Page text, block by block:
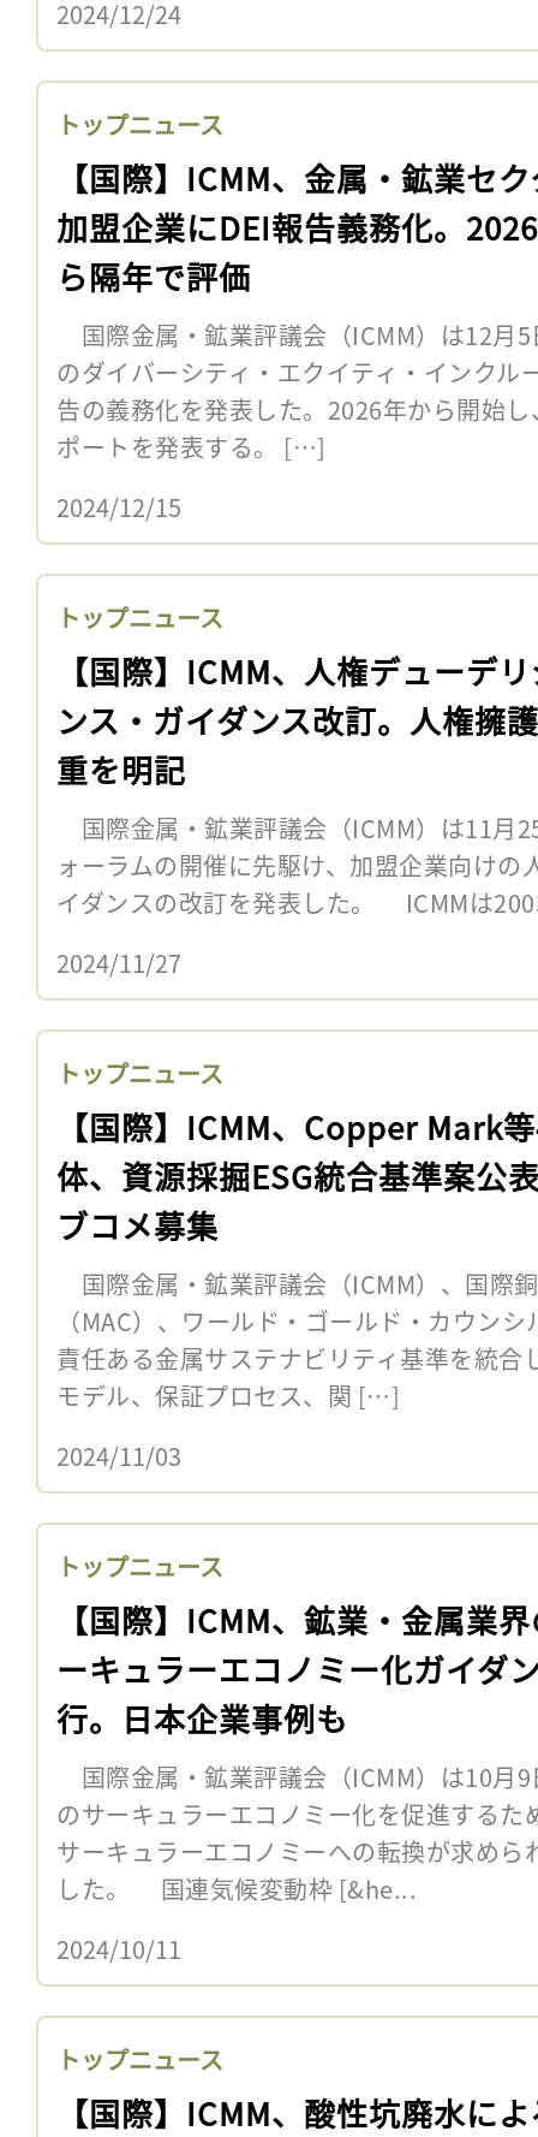
2024/12/24
トップニュース
【国際】ICMM、金属・鉱業セ
加盟企業にDEI報告義務化。
ら隔年で評価
国際金属・鉱業評議会（ICMM）は12月
のダイバーシティ・エクイティ・インクル
告の義務化を発表した。2026年から開始
ポートを発表する。 […]
2024/12/15
トップニュース
【国際】ICMM、人権デューデ
ンス・ガイダンス改訂。人権擁
重を明記
国際金属・鉱業評議会（ICMM）は11月
ォーラムの開催に先駆け、加盟企業向けの
イダンスの改訂を発表した。 ICMMは
2024/11/27
トップニュース
【国際】ICMM、Copper Mark
体、資源採掘ESG統合基準案公
ブコメ募集
国際金属・鉱業評議会（ICMM）、国際
（MAC）、ワールド・ゴールド・カウン
責任ある金属サステナビリティ基準を統合
モデル、保証プロセス、関 […]
2024/11/03
トップニュース
【国際】ICMM、鉱業・金属業
ーキュラーエコノミー化ガイダ
行。日本企業事例も
国際金属・鉱業評議会（ICMM）は10月
のサーキュラーエコノミー化を促進するた
サーキュラーエコノミーへの転換が求めら
した。 国連気候変動枠 [&he...
2024/10/11
トップニュース
【国際】ICMM、酸性坑廃水に